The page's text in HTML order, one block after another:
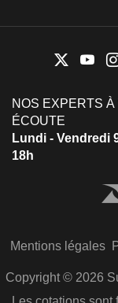
NOS EXPERTS À
ÉCOUTE
Lundi - Vendredi
18h
Mentions légales
Copyright © 2026